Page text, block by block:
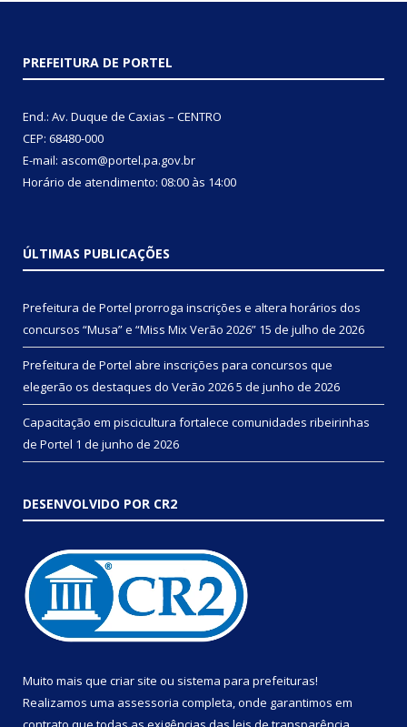
PREFEITURA DE PORTEL
End.: Av. Duque de Caxias – CENTRO
CEP: 68480-000
E-mail: ascom@portel.pa.gov.br
Horário de atendimento: 08:00 às 14:00
ÚLTIMAS PUBLICAÇÕES
Prefeitura de Portel prorroga inscrições e altera horários dos
concursos “Musa” e “Miss Mix Verão 2026” 15 de julho de 2026
Prefeitura de Portel abre inscrições para concursos que
elegerão os destaques do Verão 20265 de junho de 2026
Capacitação em piscicultura fortalece comunidades ribeirinhas
de Portel 1 de junho de 2026
DESENVOLVIDO POR CR2
Muito mais que criar site ou sistema para prefeituras!
Realizamos uma assessoria completa, onde garantimos em